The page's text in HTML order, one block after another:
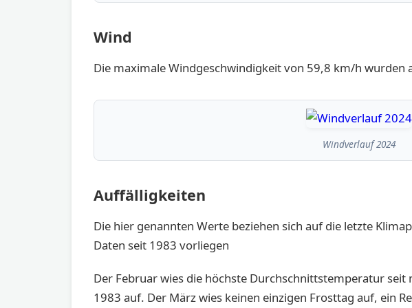
Wind
Die maximale Windgeschwindigkeit von 59,8 km/h wurden
Windverlauf 2024
Auffälligkeiten
Die hier genannten Werte beziehen sich auf die letzte
Daten seit 1983 vorliegen
Der Februar wies die höchste Durchschnittstemperatur
1983 auf. Der März wies keinen einzigen Frosttag auf, ein